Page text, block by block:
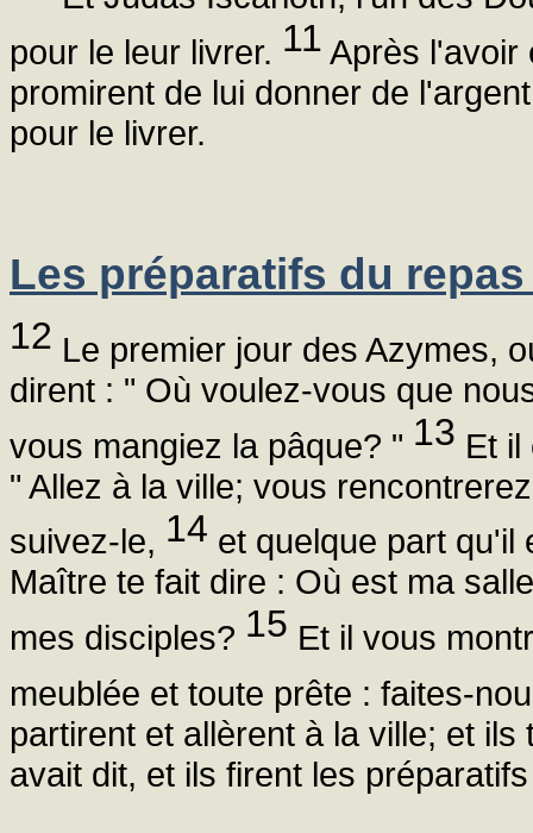
pour le leur livrer. 11 Après l'avoir
promirent de lui donner de
pour le livrer.
Les préparatifs du
12 Le premier jour des Azymes,
dirent : " Où voulez-vous que
vous mangiez la pâque? " 13 Et il
" Allez à la ville; vous
suivez-le, 14 et quelque part qu'il
Maître te fait dire : Où est ma
mes disciples? 15 Et il vous
meublée et toute prête : faites-
partirent et allèrent à la ville; et
avait dit, et ils firent les